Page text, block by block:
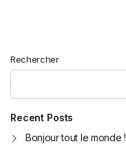
Rechercher
Recent Posts
Bonjour tout le monde !